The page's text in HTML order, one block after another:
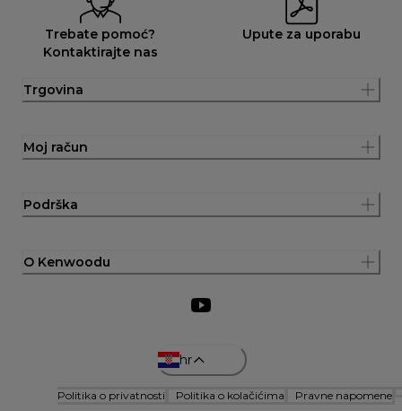
Trebate pomoć?
Kontaktirajte nas
Upute za uporabu
Trgovina
Moj račun
Podrška
O Kenwoodu
hr
Politika o privatnosti Politika o kolačićima Pravne napomene